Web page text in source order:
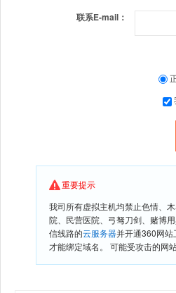
联系E-mail：
重要提示
我司所有虚拟主机均禁止色情、
院、民营医院、弓驽刀剑、赌博
信线路的云服务器并开通360网站
才能绑定域名。 可能受攻击的网